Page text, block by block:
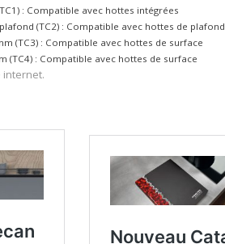
: Compatible avec hottes intégrées
(TC2) : Compatible avec hottes de plafond
(TC3) : Compatible avec hottes de surface
(TC4) : Compatible avec hottes de surface
internet.